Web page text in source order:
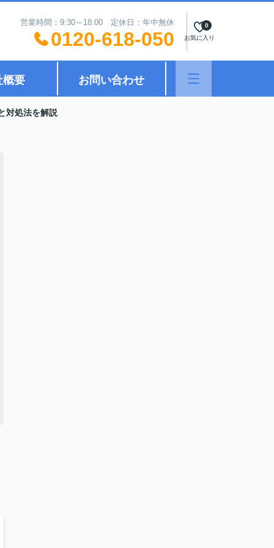
営業時間：9:30～18:00 定休日：年中無休
0120-618-050 お気に入り
0
概要 お問い合わせ
対処法を解説